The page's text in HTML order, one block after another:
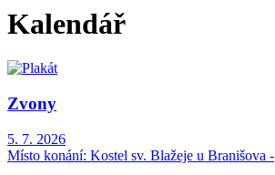
Kalendář
Zvony
5. 7. 2026
Místo konání: Kostel sv. Blažeje u Branišova -